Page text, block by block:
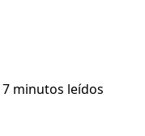
7 minutos leídos